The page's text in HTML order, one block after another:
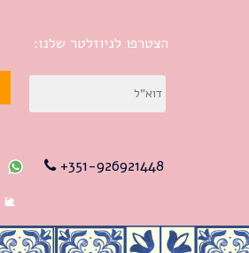
הצטרפו לניוזלטר שלנו:
351-926921448+
🐌 Site by: